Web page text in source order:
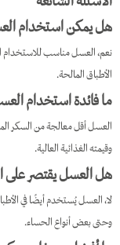
هل يمكن استخدام
نعم، العسل مناسب للاستخدام
الأطباق المالحة.
ما فائدة استخدام
العسل أقل معالجة من السكر
وقيمته الغذائية العالية.
هل العسل يقتصر على
لا، العسل يُستخدم أيضًا في
وحتى بعض أنواع الحساء.